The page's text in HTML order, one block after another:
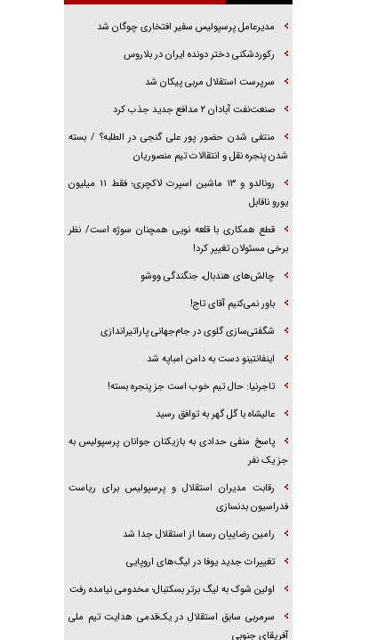
بگنجد!
گزارش «جوان» از قوانین سخت‌گیرانه ۶ قاره در
نقشه راه آینده غرب آسیا
مدیرعامل پرسپولیس سفیر افتخاری چوگان شد
رکوردشکنی دختر دونده ایران در بلاروس
سرپرست استقلال مربی پیکان شد
صنعت‌نفت آبادان ۲ مدافع جدید جذب کرد
منتفی شدن حضور پور علی گنجی در الطلبه؟ / بسته
شدن پنجره نقل و انتقالات تیم منصوریان
رونالدو و ۱۳ ماشین اسپرت لاکچری؛ فقط ۱۱ میلیون
یورو ناقابل
قطع همکاری با قلعه نویی همچنان سوژه است/ نظر
برخی مسئولان تغییر کرد!
چالش‌های هندبال، جنگندگی ووشو
باور نمی‌کنیم آقای تاج!
شگفتی‌سازی گلوی در جام‌جهانی پاراتیراندازی
اینفانتینو دست به دامن امباپه شد
تاجرنیا: حال تیم خوب است جز پنجره بسته!
عالیشاه با گل گهر به توافق رسید
پاسخ منفی حدادی به بازیکنان جوانان پرسپولیس به
جز یک نفر
رقابت مدیران استقلال و پرسپولیس برای ریاست
فدراسیون بدنسازی
رامین رضاییان رسما از استقلال جدا شد
تغییرات جدید یوفا در لیگ‌های اروپایی
اولین شوک به لیگ برتر بسکتبال؛ مخدومی نیامده رفت
سرمربی سابق استقلال در یک‌قدمی هدایت تیم ملی
آفریقای جنوبی